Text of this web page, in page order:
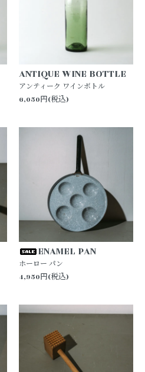
ANTIQUE WINE BOTTLE
アンティーク ワインボトル
6,050円(税込)
ENAMEL PAN
ホーロー パン
4,950円(税込)